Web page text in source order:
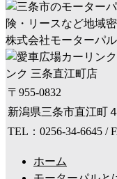
株式会社モーターパル
ンク 三条直江町店
〒955-0832
新潟県三条市直江町
TEL：0256-34-6645 /
ホーム